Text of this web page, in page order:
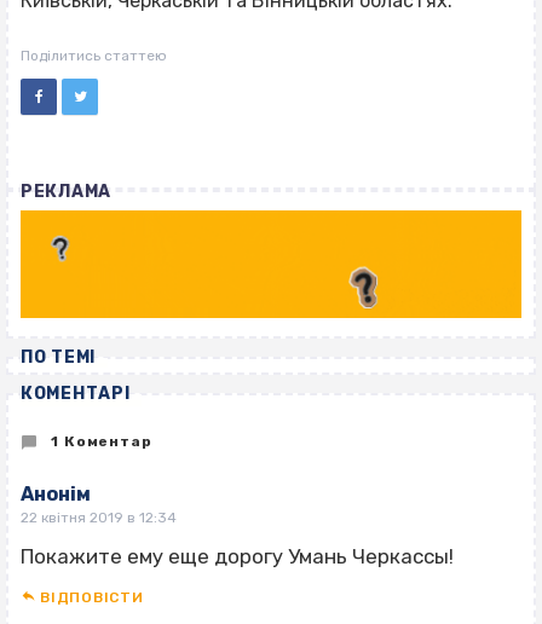
Поділитись статтею
РЕКЛАМА
ПО ТЕМІ
КОМЕНТАРІ
1 Коментар
Анонім
22 квітня 2019 в 12:34
Покажите ему еще дорогу Умань Черкассы!
ВІДПОВІCТИ